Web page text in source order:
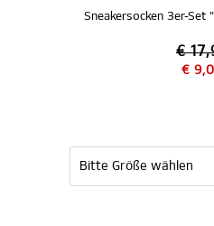
Sneakersocken 3er-Set
€ 17,95
€ 9,00